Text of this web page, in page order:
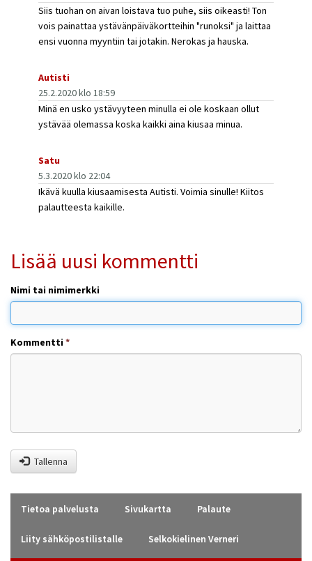
Siis tuohan on aivan loistava tuo puhe, siis oikeasti! Ton
vois painattaa ystävänpäiväkortteihin "runoksi" ja laittaa
ensi vuonna myyntiin tai jotakin. Nerokas ja hauska.
Autisti
25.2.2020 klo 18:59
Minä en usko ystävyyteen minulla ei ole koskaan ollut
ystävää olemassa koska kaikki aina kiusaa minua.
Satu
5.3.2020 klo 22:04
Ikävä kuulla kiusaamisesta Autisti. Voimia sinulle! Kiitos
palautteesta kaikille.
Lisää uusi kommentti
Nimi tai nimimerkki
Kommentti*
Tallenna
Tietoa palvelusta Sivukartta Palaute
Liity sähköpostilistalle Selkokielinen Verneri